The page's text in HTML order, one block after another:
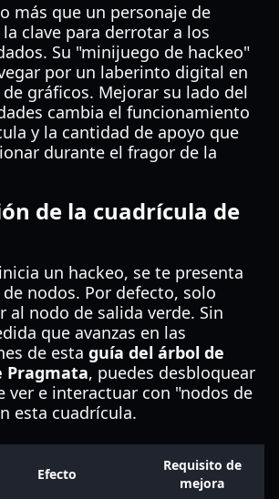
más que un personaje de
clave para derrotar a los
Su "minijuego de hackeo"
por un laberinto digital en
gráficos. Mejorar su lado del
cambia el funcionamiento
y la cantidad de apoyo que
durante el fragor de la
de la cuadrícula de
un hackeo, se te presenta
nodos. Por defecto, solo
al nodo de salida verde. Sin
que avanzas en las
de esta guía del árbol de
Pragmata, puedes desbloquear
ver e interactuar con "nodos de
esta cuadrícula.
Efecto
Requisito de
mejora